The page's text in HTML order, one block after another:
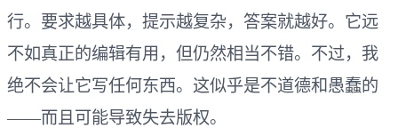
行。要求越具体，提示越复杂，答案就越好。它远
不如真正的编辑有用，但仍然相当不错。不过，我
绝不会让它写任何东西。这似乎是不道德和愚蠢的
——而且可能导致失去版权。